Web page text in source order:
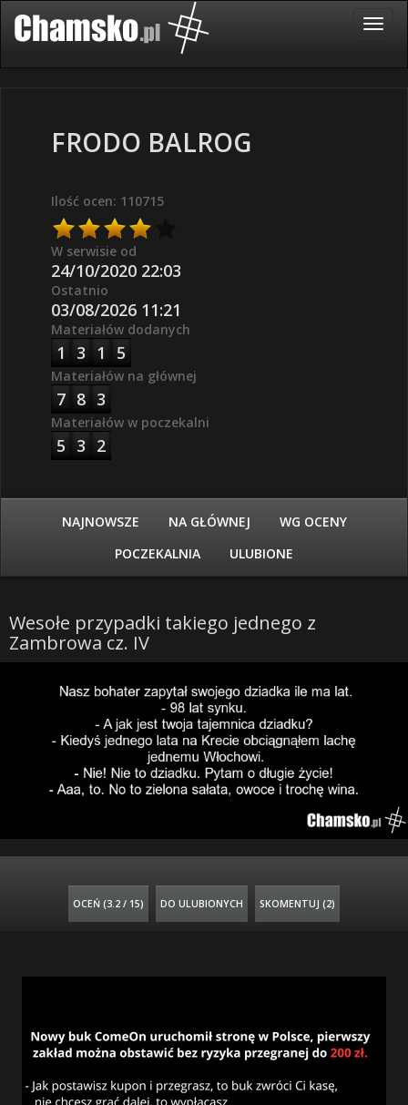
FRODO BALROG
Ilość ocen: 110715
W serwisie od
24/10/2020 22:03
Ostatnio
03/08/2026 11:21
Materiałów dodanych
1 3 1 5
Materiałów na głównej
7 8 3
Materiałów w poczekalni
5 3 2
NAJNOWSZE NA GŁÓWNEJ
WG OCENY
POCZEKALNIA
ULUBIONE
Wesołe przypadki takiego jednego z
Zambrowa cz. IV
OCEŃ (3.2 / 15) DO ULUBIONYCH SKOMENTUJ (2)